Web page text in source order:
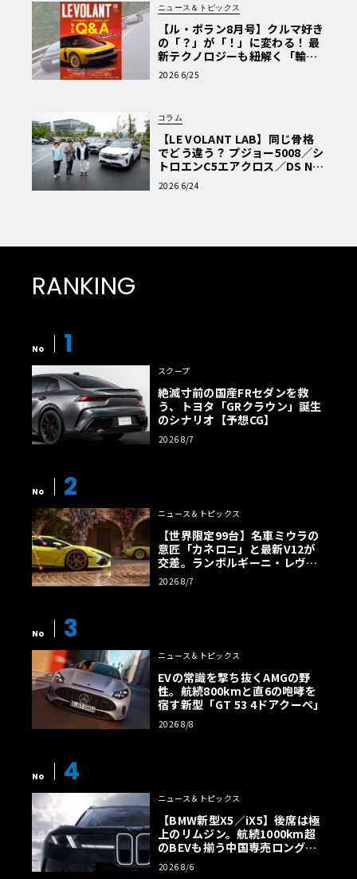
ニュース＆トピックス
【ル・ボラン8月号】クルマ好き
の「？」が「！」に変わる！ 最
新テクノロジーも紐解く「輸入
車Q&A」
2026 6/25
コラム
【LE VOLANT LAB】同じ骨格
でどう違う？ プジョー5008／シ
トロエンC5エアクロス／DS Nº4
読者一気乗りレポート
2026 6/24
RANKING
No 1
スクープ
絶滅寸前の国産FRセダンを救
う、トヨタ「GRクラウン」誕生
のシナリオ【予想CG】
2026 8/7
No 2
ニュース＆トピックス
【世界限定99台】名車ミウラの
意匠「カネロニ」と最新V12が
交差。ランボルギーニ・レヴエ
ルトに60周年記念車が登場
2026 8/7
No 3
ニュース＆トピックス
EVの常識を撃ち抜くAMGの野
性。航続800kmと直6の咆哮を
宿す新型「GT 53 4ドアクーペ」
2026 8/8
No 4
ニュース＆トピックス
【BMW新型X5／iX5】後席は極
上のリムジン。航続1000km超
のBEVも揃う中国専売ロング仕
様の全貌
2026 8/6